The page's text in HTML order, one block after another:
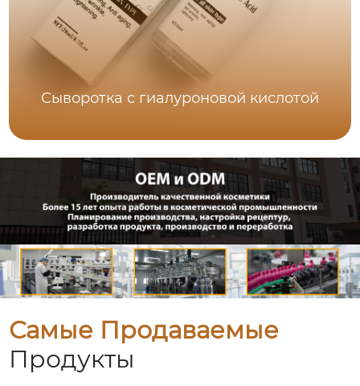
Сыворотка с гиалуроновой кислотой
Самые Продаваемые
Продукты